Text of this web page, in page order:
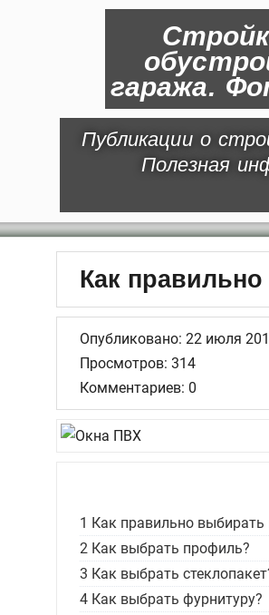
гаража.
Публикации о
Полезная
Как
Опубликовано: 22 июля
Просмотров: 314
Комментариев: 0
1 Как правильно
2 Как выбрать профиль?
3 Как выбрать
4 Как выбрать фурнитуру?